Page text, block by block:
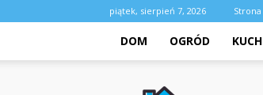
piątek, sierpień 7, 2026 Strona
DOM OGRÓD
Przytulny.pl